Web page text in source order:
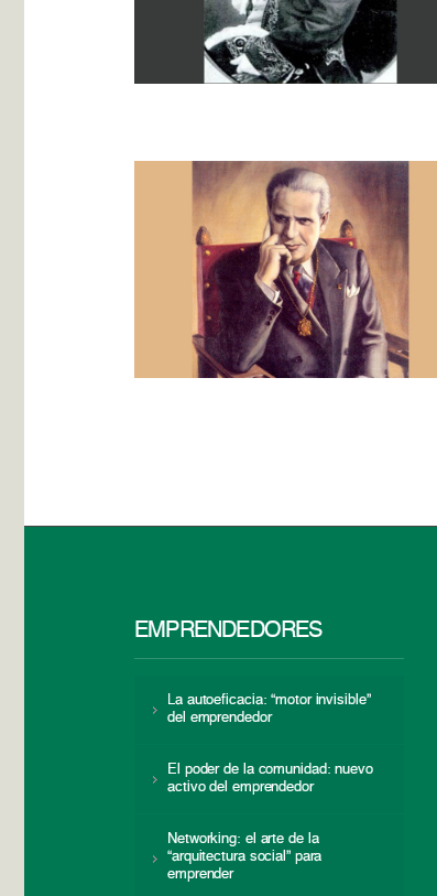
EMPRENDEDORES
La autoeficacia: “motor invisible”
del emprendedor
El poder de la comunidad: nuevo
activo del emprendedor
Networking: el arte de la
“arquitectura social” para
emprender